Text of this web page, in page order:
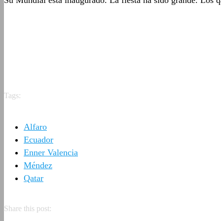
Tags:
Alfaro
Ecuador
Enner Valencia
Méndez
Qatar
Share this post: